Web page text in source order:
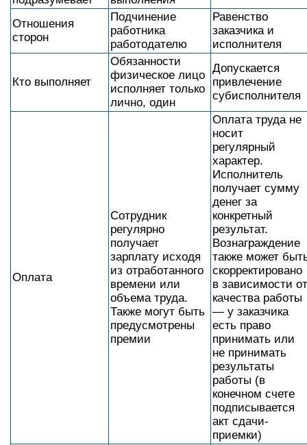
Отношения
сторон
Подчинение
работника
работодателю
Равенство
заказчика и
исполнителя
Кто выполняет
Обязанности
физическое лицо
исполняет только
лично, один
Допускается
привлечение
субисполнителя
Оплата
Сотрудник
регулярно
получает
зарплату исходя
из отработанного
времени или
объема труда.
Также могут быть
предусмотрены
премии
Оплата труда не
носит
регулярный
характер.
Исполнитель
получает сумму
денег за
конкретный
результат.
Вознаграждение
также может
скорректировано
в зависимости от
качества работы
— у заказчика
есть право
принимать или
не принимать
результаты
работы (в
конечном счете
подписывается
акт сдачи-
приемки)